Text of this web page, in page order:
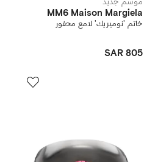
موسم جديد
MM6 Maison Margiela
خاتم 'نوميريك' لامع محفور
SAR 805